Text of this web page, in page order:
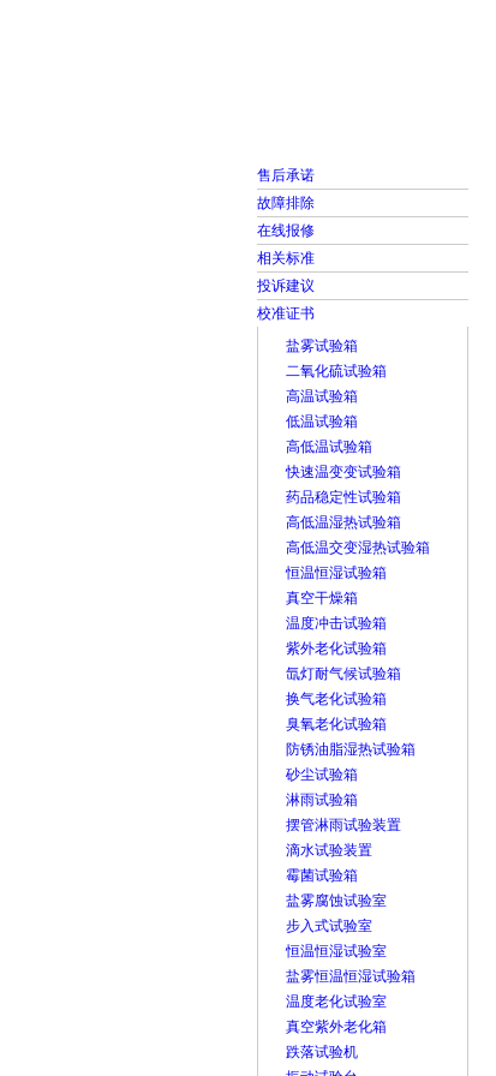
售后承诺
故障排除
在线报修
相关标准
投诉建议
校准证书
盐雾试验箱
二氧化硫试验箱
高温试验箱
低温试验箱
高低温试验箱
快速温变变试验箱
药品稳定性试验箱
高低温湿热试验箱
高低温交变湿热试验箱
恒温恒湿试验箱
真空干燥箱
温度冲击试验箱
紫外老化试验箱
氙灯耐气候试验箱
换气老化试验箱
臭氧老化试验箱
防锈油脂湿热试验箱
砂尘试验箱
淋雨试验箱
摆管淋雨试验装置
滴水试验装置
霉菌试验箱
盐雾腐蚀试验室
步入式试验室
恒温恒湿试验室
盐雾恒温恒湿试验箱
温度老化试验室
真空紫外老化箱
跌落试验机